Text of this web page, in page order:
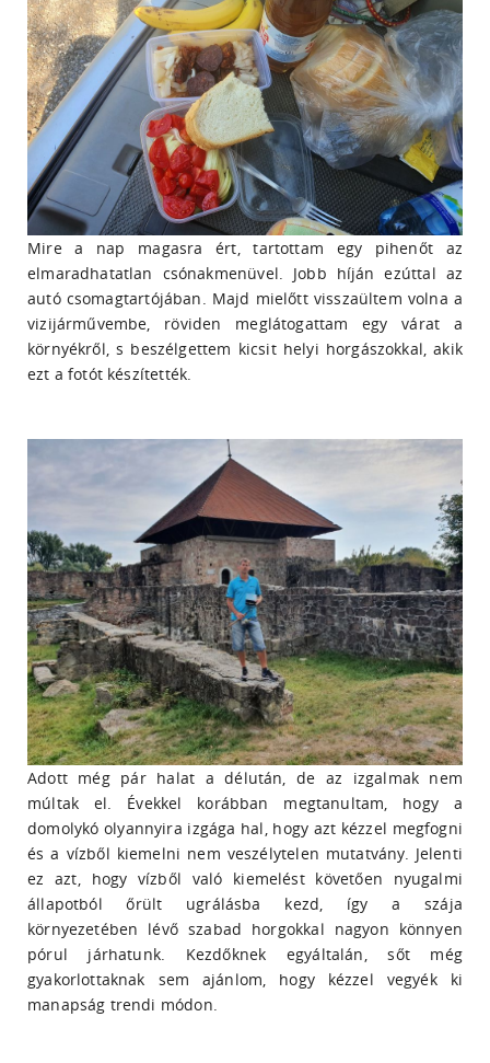
Mire a nap magasra ért, tartottam egy pihenőt az
elmaradhatatlan csónakmenüvel. Jobb híján ezúttal az
autó csomagtartójában. Majd mielőtt visszaültem volna a
vizijárművembe, röviden meglátogattam egy várat a
környékről, s beszélgettem kicsit helyi horgászokkal, akik
ezt a fotót készítették.
Adott még pár halat a délután, de az izgalmak nem
múltak el. Évekkel korábban megtanultam, hogy a
domolykó olyannyira izgága hal, hogy azt kézzel megfogni
és a vízből kiemelni nem veszélytelen mutatvány. Jelenti
ez azt, hogy vízből való kiemelést követően nyugalmi
állapotból őrült ugrálásba kezd, így a szája
környezetében lévő szabad horgokkal nagyon könnyen
pórul járhatunk. Kezdőknek egyáltalán, sőt még
gyakorlottaknak sem ajánlom, hogy kézzel vegyék ki
manapság trendi módon.